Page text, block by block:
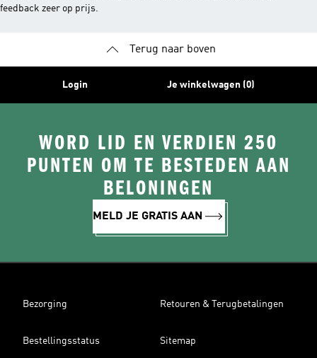
feedback zeer op prijs.
Terug naar boven
Login Je winkelwagen (0)
WORD LID EN VERDIEN 250
PUNTEN OM TE BESTEDEN AAN
BELONINGEN
MELD JE GRATIS AAN
Bezorging Retouren & Terugbetalingen
Bestellingsstatus Sitemap